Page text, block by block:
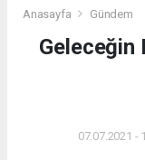
Anasayfa Gündem
Geleceğin
07.07.2021 -